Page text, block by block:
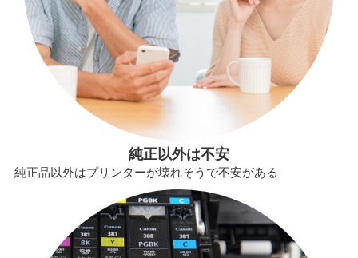
純正以外は不安
純正品以外はプリンターが壊れそうで不安がある